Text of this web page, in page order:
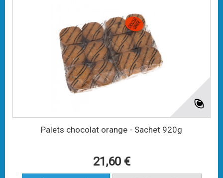
Palets chocolat orange - Sachet 920g
21,60 €